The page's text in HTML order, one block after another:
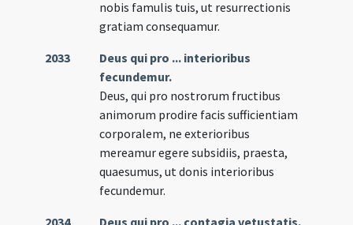
nobis famulis tuis, ut resurrectionis
gratiam consequamur.
2033
Deus qui pro ... interioribus
fecundemur.
Deus, qui pro nostrorum fructibus
animorum prodire facis sufficientiam
corporalem, ne exterioribus
mereamur egere subsidiis, praesta,
quaesumus, ut donis interioribus
fecundemur.
2034
Deus qui pro ... contagia vetustatis.